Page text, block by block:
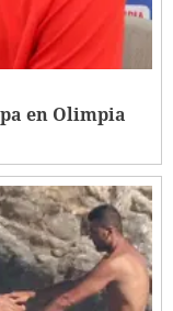
en Olimpia